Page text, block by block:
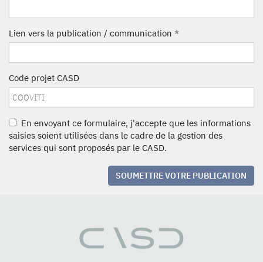
Lien vers la publication / communication *
Code projet CASD
En envoyant ce formulaire, j'accepte que les informations
saisies soient utilisées dans le cadre de la gestion des
services qui sont proposés par le CASD.
SOUMETTRE VOTRE PUBLICATION